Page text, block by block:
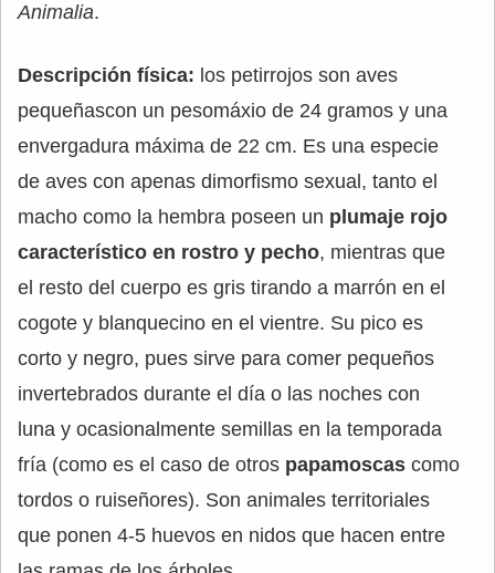
Animalia.
Descripción física: los petirrojos son aves
pequeñascon un pesomáxio de 24 gramos y una
envergadura máxima de 22 cm. Es una especie
de aves con apenas dimorfismo sexual, tanto el
macho como la hembra poseen un plumaje rojo
característico en rostro y pecho, mientras que
el resto del cuerpo es gris tirando a marrón en el
cogote y blanquecino en el vientre. Su pico es
corto y negro, pues sirve para comer pequeños
invertebrados durante el día o las noches con
luna y ocasionalmente semillas en la temporada
fría (como es el caso de otros papamoscas como
tordos o ruiseñores). Son animales territoriales
que ponen 4-5 huevos en nidos que hacen entre